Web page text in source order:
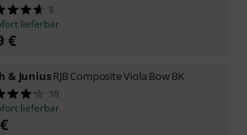
5
lieferbar
€
& JuniusRJB Composite Viola Bow BK
10
lieferbar
€